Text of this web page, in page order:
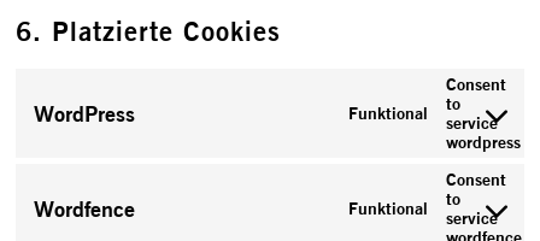
6. Platzierte Cookies
WordPress Funktional
Consent
to
service
wordpress
Wordfence Funktional
Consent
to
service